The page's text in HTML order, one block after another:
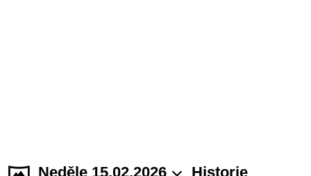
Neděle 15.02.2026
Historie